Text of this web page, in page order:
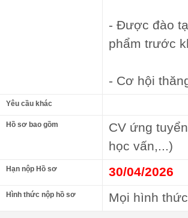
- Được đào
phẩm trước
- Cơ hội
Yêu cầu khác
Hồ sơ bao gồm
CV ứng
học vấn,...)
Hạn nộp Hồ sơ 30/04/2026
Hình thức nộp hồ sơ Mọi hình thức